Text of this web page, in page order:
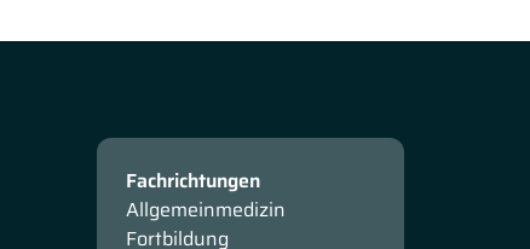
Fachrichtungen
Allgemeinmedizin
Fortbildung